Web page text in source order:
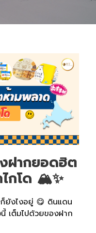
ฝากยอดฮิต
กโด 🏔️✨
ก็ยังไงอยู่ 😋 ดินแดน
เต็มไปด้วยของฝาก